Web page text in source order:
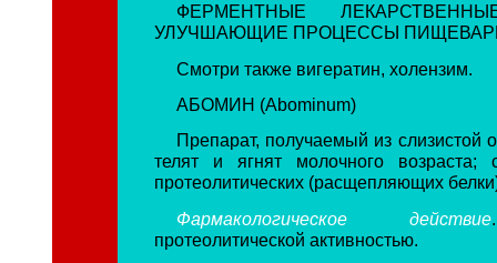
ФЕРМЕНТНЫЕ
УЛУЧШАЮЩИЕ ПРОЦЕССЫ
Смотри также вигератин, холензим.
АБОМИН (Abominum)
Препарат, получаемый из слизистой
телят и ягнят молочного возраста;
протеолитических (расщепляющих
Фармакологическое действие
протеолитической активностью.